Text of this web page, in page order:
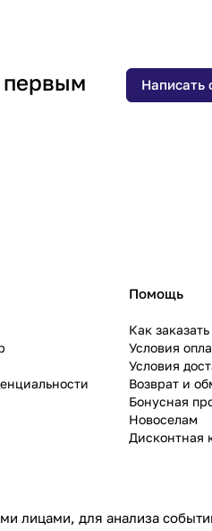
первым Написать
Помощь
Как заказать
Условия
Условия
Возврат и
Бонусная
Новоселам
Дисконтная
лицами, для анализа